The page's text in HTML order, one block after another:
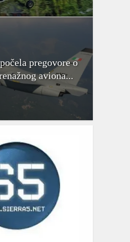
pregovore o
aviona...